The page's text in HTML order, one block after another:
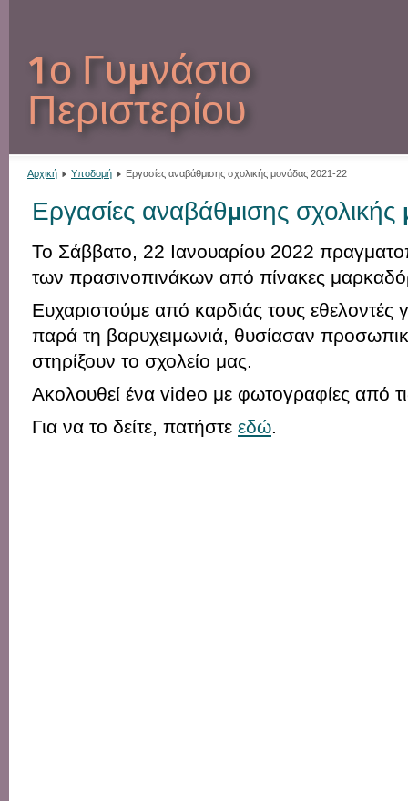
1ο Γυμνάσιο
Περιστερίου
Αρχική Υποδομή Εργασίες αναβάθμισης σχολικής μονάδας 2021-22
Εργασίες αναβάθμισης
Το Σάββατο, 22 Ιανουαρίου 2022
των πρασινοπινάκων από πίνακες
Ευχαριστούμε από καρδιάς τους εθελοντές
παρά τη βαρυχειμωνιά, θυσίασαν
στηρίξουν το σχολείο μας.
Ακολουθεί ένα video με φωτογραφίες από
Για να το δείτε, πατήστε εδώ.